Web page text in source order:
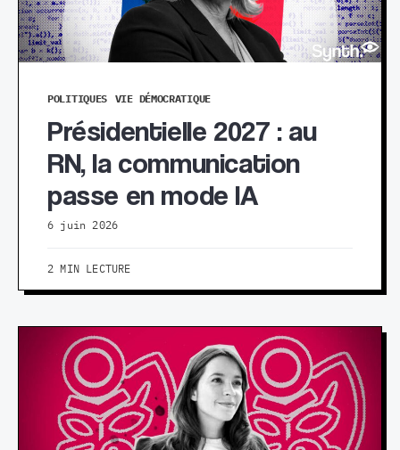
POLITIQUES VIE DÉMOCRATIQUE
Présidentielle 2027 : au
RN, la communication
passe en mode IA
6 juin 2026
2 MIN LECTURE